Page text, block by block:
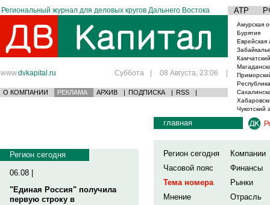
Региональный журнал для деловых кругов Дальнего Востока АТР
www.dvkapital.ru Суббота | 08 Августа, 23:06 |
О КОМПАНИИ РЕКЛАМА АРХИВ | ПОДПИСКА | RSS |
Амурская
Бурятия
Еврейская
Чукотский
Регион сегодня
06.08 |
"Единая Россия" получила
первую строку в
главная
Регион сегодня
Компании
Часовой пояс
Финансы
Тема номера
Рынки
Мнение
Отрасль